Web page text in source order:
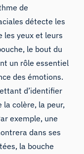
de
détecte les
les yeux et leurs
le bout du
un rôle essentiel
des émotions.
d’identifier
la colère, la peur,
exemple, une
dans ses
la bouche